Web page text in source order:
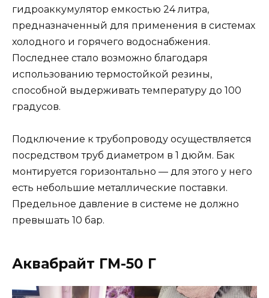
гидроаккумулятор емкостью 24 литра,
предназначенный для применения в системах
холодного и горячего водоснабжения.
Последнее стало возможно благодаря
использованию термостойкой резины,
способной выдерживать температуру до 100
градусов.
Подключение к трубопроводу осуществляется
посредством труб диаметром в 1 дюйм. Бак
монтируется горизонтально — для этого у него
есть небольшие металлические поставки.
Предельное давление в системе не должно
превышать 10 бар.
Аквабрайт ГМ-50 Г